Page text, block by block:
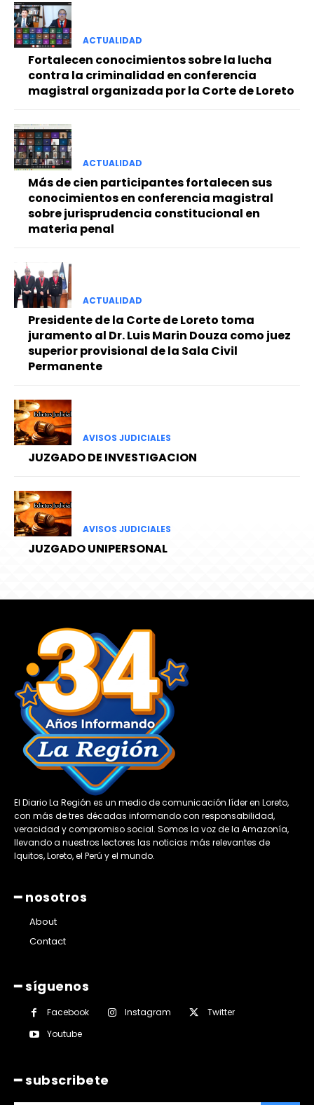
ACTUALIDAD
Fortalecen conocimientos sobre la lucha
contra la criminalidad en conferencia
magistral organizada por la Corte de Loreto
ACTUALIDAD
Más de cien participantes fortalecen sus
conocimientos en conferencia magistral
sobre jurisprudencia constitucional en
materia penal
ACTUALIDAD
Presidente de la Corte de Loreto toma
juramento al Dr. Luis Marin Douza como juez
superior provisional de la Sala Civil
Permanente
AVISOS JUDICIALES
JUZGADO DE INVESTIGACION
AVISOS JUDICIALES
JUZGADO UNIPERSONAL
El Diario La Región es un medio de comunicación líder en Loreto,
con más de tres décadas informando con responsabilidad,
veracidad y compromiso social. Somos la voz de la Amazonía,
llevando a nuestros lectores las noticias más relevantes de
Iquitos, Loreto, el Perú y el mundo.
━ nosotros
About
Contact
━ síguenos
Facebook Instagram
Twitter
Youtube
━ subscribete